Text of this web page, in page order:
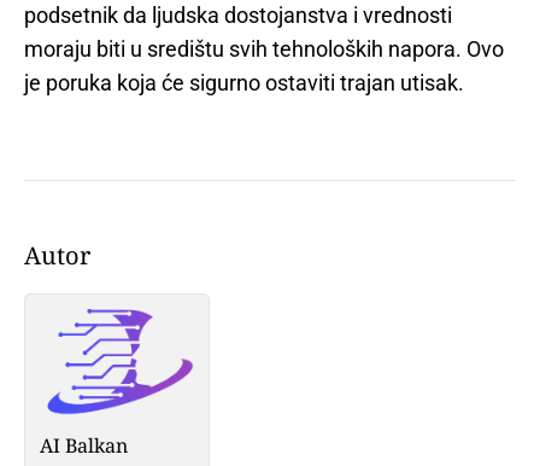
podsetnik da ljudska dostojanstva i vrednosti
moraju biti u središtu svih tehnoloških napora. Ovo
je poruka koja će sigurno ostaviti trajan utisak.
Autor
AI Balkan